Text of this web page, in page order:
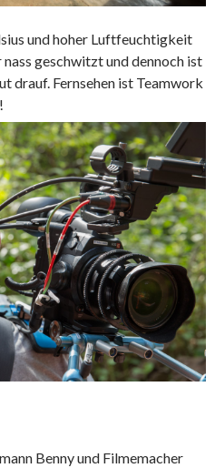
und hoher Luftfeuchtigkeit
geschwitzt und dennoch ist
drauf. Fernsehen ist Teamwork
Benny und Filmemacher